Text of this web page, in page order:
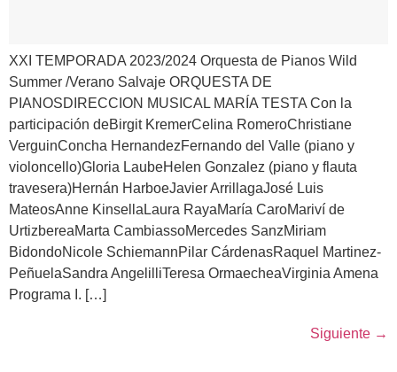
XXI TEMPORADA 2023/2024 Orquesta de Pianos Wild
Summer /Verano Salvaje ORQUESTA DE
PIANOSDIRECCION MUSICAL MARÍA TESTA Con la
participación deBirgit KremerCelina RomeroChristiane
VerguinConcha HernandezFernando del Valle (piano y
violoncello)Gloria LaubeHelen Gonzalez (piano y flauta
travesera)Hernán HarboeJavier ArrillagaJosé Luis
MateosAnne KinsellaLaura RayaMaría CaroMariví de
UrtizbereaMarta CambiassoMercedes SanzMiriam
BidondoNicole SchiemannPilar CárdenasRaquel Martinez-
PeñuelaSandra AngelilliTeresa OrmaecheaVirginia Amena
Programa I. […]
Siguiente →